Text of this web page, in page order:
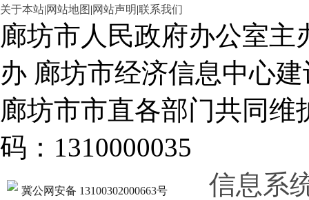
关于本站|网站地图 |网站声明|联系我们
廊坊市人民政府办公室
办 廊坊市经济信息中心建
廊坊市市直各部门共同
码：1310000035
冀公网安备 13100302000663号
信息系